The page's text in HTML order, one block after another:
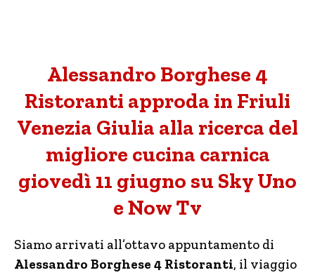
Alessandro Borghese 4
Ristoranti approda in Friuli
Venezia Giulia alla ricerca del
migliore cucina carnica
giovedì 11 giugno su Sky Uno
e Now Tv
Siamo arrivati all’ottavo appuntamento di
Alessandro Borghese 4 Ristoranti, il viaggio